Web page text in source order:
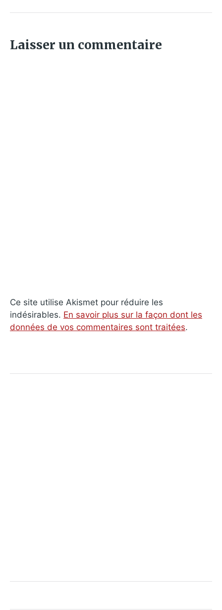
Laisser un commentaire
Ce site utilise Akismet pour réduire les
indésirables. En savoir plus sur la façon dont les
données de vos commentaires sont traitées.